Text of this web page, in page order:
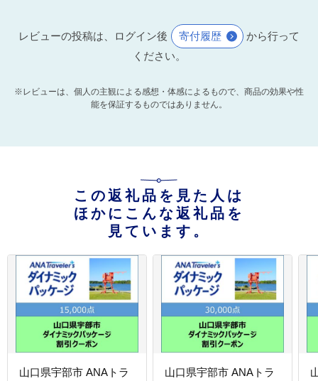
レビューの投稿は、ログイン後 寄付履歴
から行って
ください。
※レビューは、個人の主観による感想・体感によるもので、商品の効果や性
能を保証するものではありません。
この返礼品を見た人は
ほかにこんな返礼品を
見ています。
山口県宇部市 ANAトラ
山口県宇部市 ANAトラ